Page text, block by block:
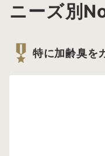
ニーズ別
特に加齢臭を